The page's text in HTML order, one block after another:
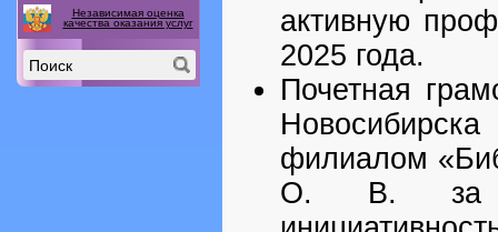
активную
2025 года.
Почетная
филиалом
О. В. за
Независимая оценка
качества оказания услуг